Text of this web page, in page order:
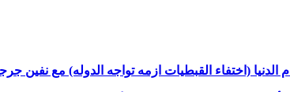
ام الدنيا (اختفاء القبطيات ازمه تواجه الدوله) مع نفين جرجس